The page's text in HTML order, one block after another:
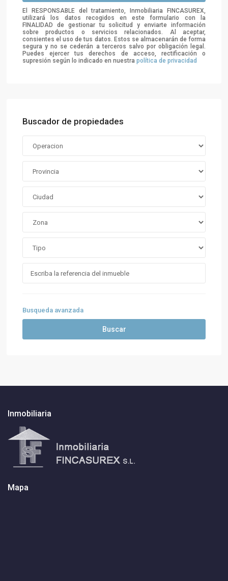
El RESPONSABLE del tratamiento, Inmobiliaria FINCASUREX,
utilizará los datos recogidos en este formulario con la
FINALIDAD de gestionar tu solicitud y enviarte información
sobre productos o servicios relacionados. Al aceptar,
consientes el uso de tus datos. Estos se almacenarán de forma
segura y no se cederán a terceros salvo por obligación legal.
Puedes ejercer tus derechos de acceso, rectificación o
supresión según lo indicado en nuestrapolítica de privacidad
Buscador de propiedades
Busqueda avanzada
Buscar
Inmobiliaria
Mapa